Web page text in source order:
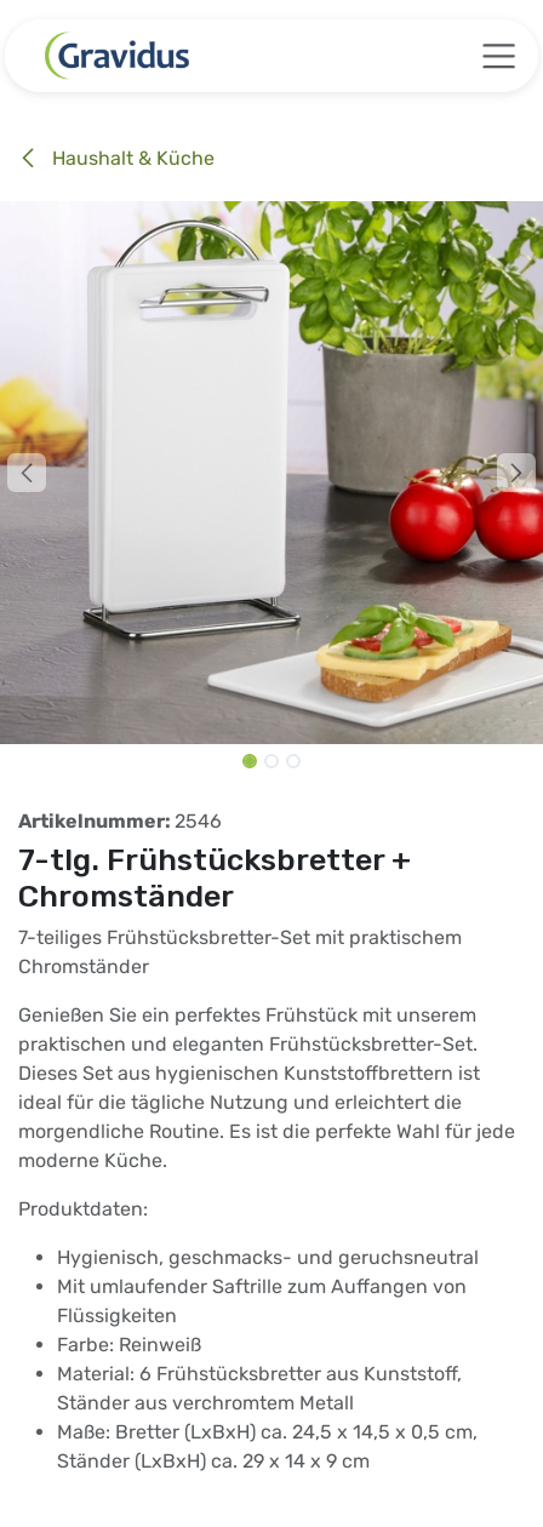
Haushalt & Küche
Artikelnummer: 2546
7-tlg. Frühstücksbretter +
Chromständer
7-teiliges Frühstücksbretter-Set mit praktischem
Chromständer
Genießen Sie ein perfektes Frühstück mit unserem
praktischen und eleganten Frühstücksbretter-Set.
Dieses Set aus hygienischen Kunststoffbrettern ist
ideal für die tägliche Nutzung und erleichtert die
morgendliche Routine. Es ist die perfekte Wahl für jede
moderne Küche.
Produktdaten:
Hygienisch, geschmacks- und geruchsneutral
Mit umlaufender Saftrille zum Auffangen von
Flüssigkeiten
Farbe: Reinweiß
Material: 6 Frühstücksbretter aus Kunststoff,
Ständer aus verchromtem Metall
Maße: Bretter (LxBxH) ca. 24,5 x 14,5 x 0,5 cm,
Ständer (LxBxH) ca. 29 x 14 x 9 cm